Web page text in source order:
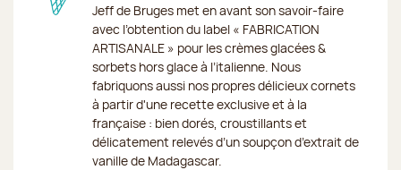
Jeff de Bruges met en avant son savoir-faire
avec l’obtention du label « FABRICATION
ARTISANALE » pour les crèmes glacées &
sorbets hors glace à l’italienne. Nous
fabriquons aussi nos propres délicieux cornets
à partir d'une recette exclusive et à la
française : bien dorés, croustillants et
délicatement relevés d’un soupçon d’extrait de
vanille de Madagascar.